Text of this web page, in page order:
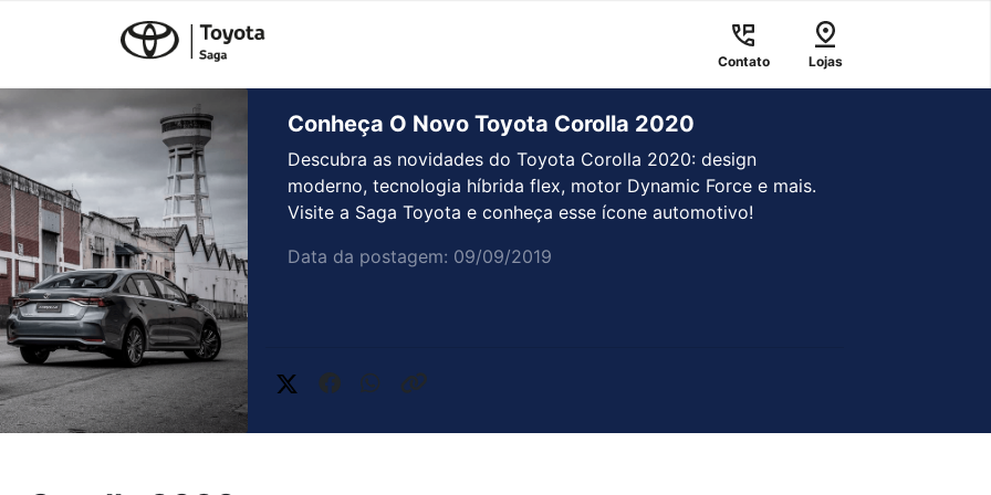
Contato Lojas
Conheça O Novo Toyota Corolla 2020
Descubra as novidades do Toyota Corolla 2020: design
moderno, tecnologia híbrida flex, motor Dynamic Force e mais.
Visite a Saga Toyota e conheça esse ícone automotivo!
Data da postagem: 09/09/2019